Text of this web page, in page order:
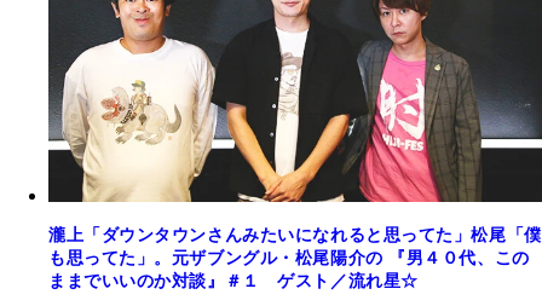
瀧上「ダウンタウンさんみたいになれると思ってた」松尾「僕
も思ってた」。元ザブングル・松尾陽介の 『男４０代、この
ままでいいのか対談』＃１ ゲスト／流れ星☆